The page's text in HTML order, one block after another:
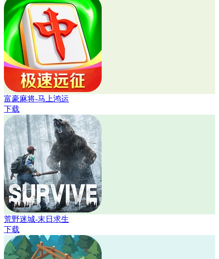
富豪麻将-马上鸿运
下载
荒野迷城-末日求生
下载